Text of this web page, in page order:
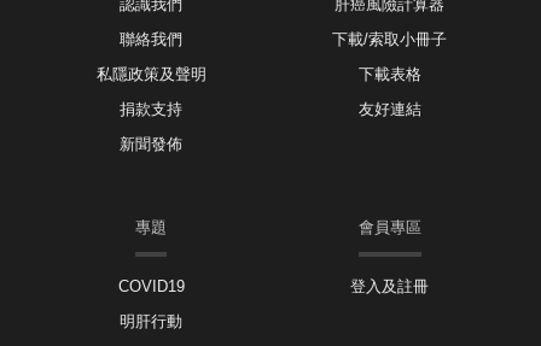
認識我們
聯絡我們
私隱政策及聲明
捐款支持
新聞發佈
肝癌風險計算器
下載/索取小冊子
下載表格
友好連結
專題
COVID19
明肝行動
會員專區
登入及註冊